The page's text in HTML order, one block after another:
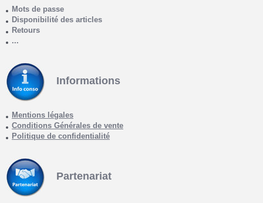
Mots de passe
Disponibilité des articles
Retours
...
Informations
Mentions légales
Conditions Générales de vente
Politique de confidentialité
Partenariat